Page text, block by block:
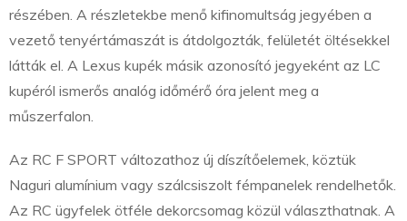
részében. A részletekbe menő kifinomultság jegyében a
vezető tenyértámaszát is átdolgozták, felületét öltésekkel
látták el. A Lexus kupék másik azonosító jegyeként az LC
kupéról ismerős analóg időmérő óra jelent meg a
műszerfalon.
Az RC F SPORT változathoz új díszítőelemek, köztük
Naguri alumínium vagy szálcsiszolt fémpanelek rendelhetők.
Az RC ügyfelek ötféle dekorcsomag közül választhatnak. A